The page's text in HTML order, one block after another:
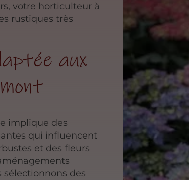
votre horticulteur à
rustiques très
aux
implique des
qui influencent
et des fleurs
des